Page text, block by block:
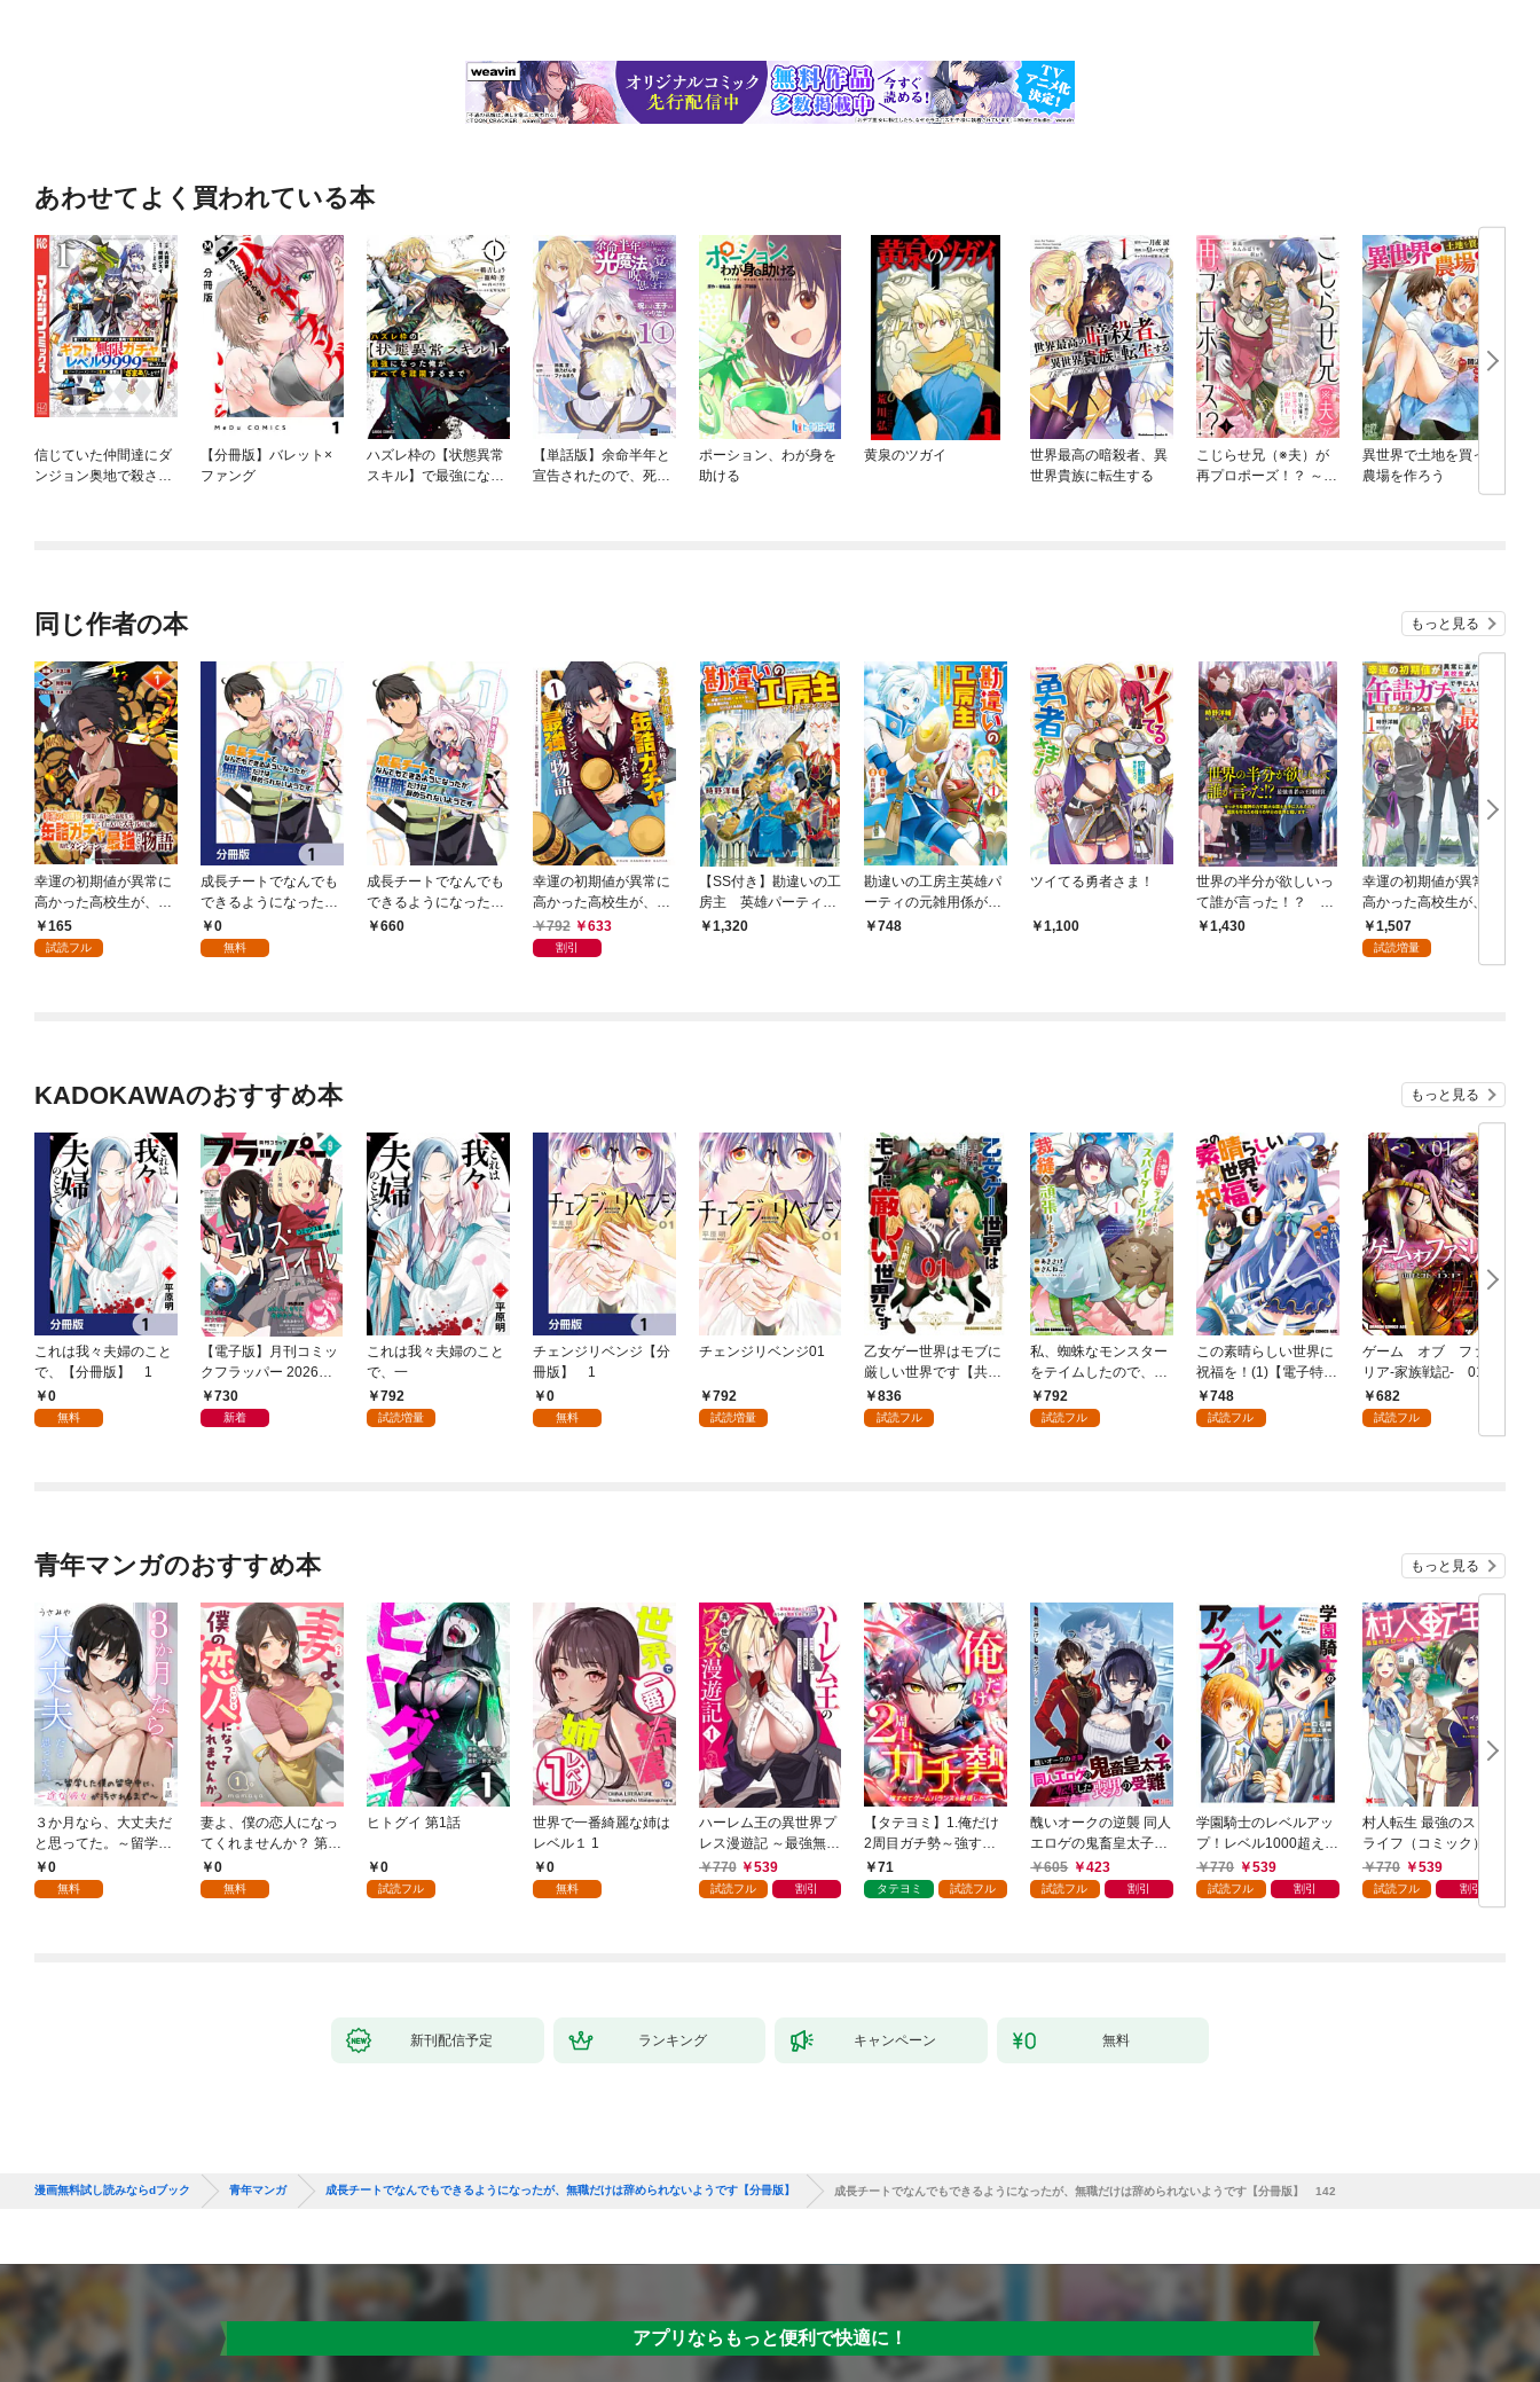
あわせてよく買われている本
信じていた仲間達にダ
ンジョン奥地で殺され
【分冊版】バレット×
ファング
ハズレ枠の【状態異常
スキル】で最強になっ
【単話版】余命半年と
宣告されたので、死ぬ
ポーション、わが身を
助ける
黄泉のツガイ
世界最高の暗殺者、異
世界貴族に転生する
こじらせ兄（※夫）が
再プロポーズ！？ ～あ
異世界で土地を買って
農場を作ろう
同じ作者の本 もっと見る
幸運の初期値が異常に
高かった高校生が、缶
詰ガチャで手に入れた
スキルを使って現代ダ
165
試読フル
成長チートでなんでも
できるようになった
が、無職だけは辞めら
れないようです【分冊
0
無料
成長チートでなんでも
できるようになった
が、無職だけは辞めら
660
幸運の初期値が異常に
高かった高校生が、缶
詰ガチャで手に入れた
スキルを使って現代ダ
792 633
割引
【SS付き】勘違いの工
房主 英雄パーティの
元雑用係が、実は戦闘
1,320
勘違いの工房主英雄パ
ーティの元雑用係が、
実は戦闘以外がSSSラ
748
ツイてる勇者さま！
1,100
世界の半分が欲しいっ
て誰が言った！？ 最
強勇者の王国経営 ～
1,430
幸運の初期値が異常に
高かった高校生が、缶
詰ガチャで手に入れた
スキルを使って現代ダ
ンジョンで最強になる
1,507
試読増量
KADOKAWAのおすすめ本 もっと見る
これは我々夫婦のこと
で、【分冊版】 1
0
無料
【電子版】月刊コミッ
クフラッパー 2026年9
月号730
新着
これは我々夫婦のこと
で、一
792
試読増量
チェンジリベンジ【分
冊版】 1
0
無料
チェンジリベンジ01
792
試読増量
乙女ゲー世界はモブに
厳しい世界です【共和
国編】 ０１
836
試読フル
私、蜘蛛なモンスター
をテイムしたので、ス
パイダーシルクで裁縫
を頑張ります！ 1
792
試読フル
この素晴らしい世界に
祝福を！(1)【電子特別
版】748
試読フル
ゲーム オブ ファミ
リア-家族戦記- 01
682
試読フル
青年マンガのおすすめ本 もっと見る
３か月なら、大丈夫だ
と思ってた。～留学し
た僕の留守中に、一途
な彼女が汚されるまで
0
無料
妻よ、僕の恋人になっ
てくれませんか？ 第1
話0
無料
ヒトグイ 第1話
0
試読フル
世界で一番綺麗な姉は
レベル１ 1
0
無料
ハーレム王の異世界プ
レス漫遊記 ～最強無双
のおじさんはあらゆる
種族を嫁にする～（コ
770 539
試読フル 割引
【タテヨミ】1.俺だけ
2周目ガチ勢～強すぎ
てゲームバランスを破
壊した～
71
タテヨミ 試読フル
醜いオークの逆襲 同人
エロゲの鬼畜皇太子に
転生した喪男の受難
（コミック） 1
605 423
試読フル 割引
学園騎士のレベルアッ
プ！レベル1000超えの
転生者、落ちこぼれク
ラスに入学。そして、
770 539
試読フル 割引
村人転生 最強のスロー
ライフ（コミック） 1
770
539
試読フル 割引
新刊配信予定 ランキング キャンペーン 無料
漫画無料試し読みならdブック 青年マンガ 成長チートでなんでもできるようになったが、無職だけは辞められないようです【分冊版】 成長チートでなんでもできるようになったが、無職だけは辞められないようです【分冊版】 142
アプリならもっと便利で快適に！